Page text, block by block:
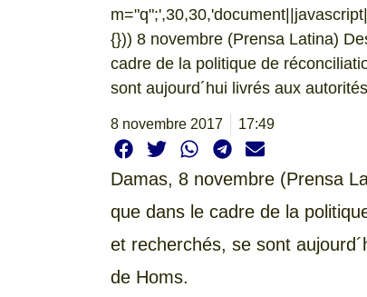
{})) 8 novembre (Prensa Latina)
cadre de la politique de
sont aujourd´hui livrés aux
8 novembre 2017 17:49
Damas, 8 novembre (Prensa
que dans le cadre de la
et recherchés, se sont
de Homs.